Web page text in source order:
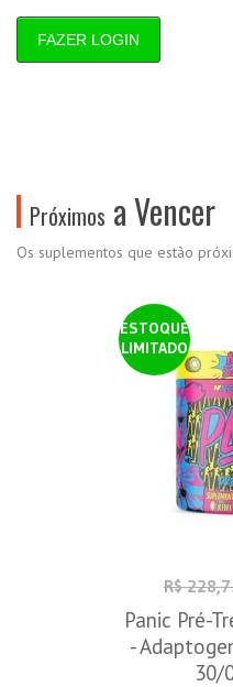
FAZER LOGIN
Próximos a Vencer
Os suplementos que estão
ESTOQUE
LIMITADO
R$
Panic Pré-
-
30/